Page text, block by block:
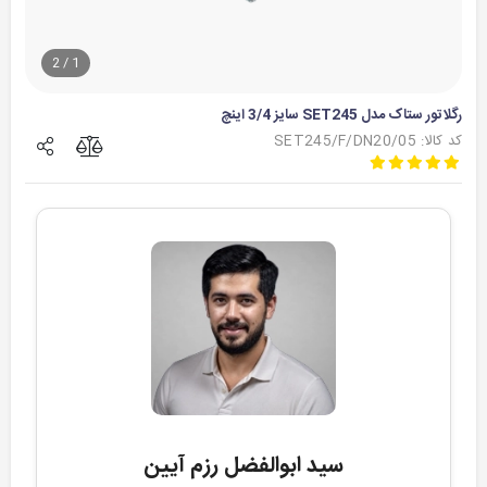
1
/
2
رگلاتور ستاک مدل SET245 سایز 3/4 اینچ
کد کالا: SET245/F/DN20/05
سید ابوالفضل رزم آیین